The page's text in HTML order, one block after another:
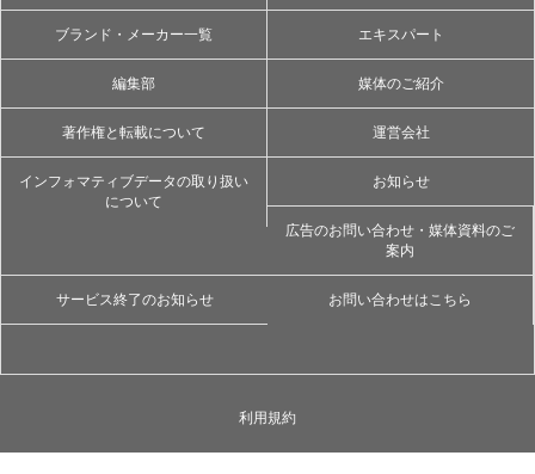
ブランド・メーカー一覧 エキスパート
編集部 媒体のご紹介
著作権と転載について 運営会社
インフォマティブデータの取り扱い
について
お知らせ
広告のお問い合わせ・媒体資料のご
案内
サービス終了のお知らせ お問い合わせはこちら
利用規約